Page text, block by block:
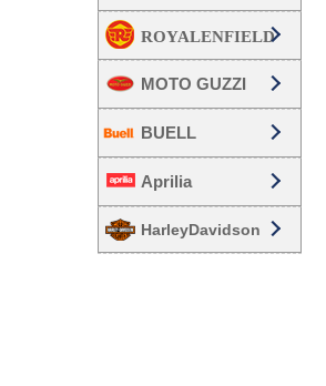
MOTO GUZZI
BUELL
Aprilia
HarleyDavidson